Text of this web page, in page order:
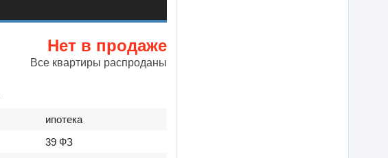
Нет в продаже
Все квартиры распроданы
ипотека
39 ФЗ